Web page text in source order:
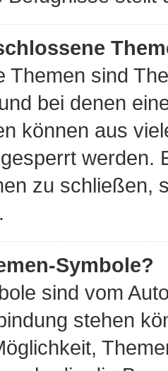
Themen sind
bei denen
können aus
werden.
zu schließen,
Symbole?
sind vom
stehen